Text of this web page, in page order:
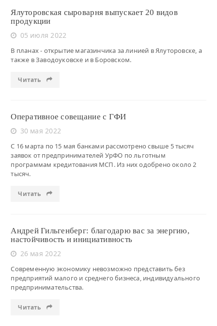
Ялуторовская сыроварня выпускает 20 видов
продукции
05 июля 2022
В планах - открытие магазинчика за линией в Ялуторовске, а
также в Заводоуковске и в Боровском.
Читать
Оперативное совещание с ГФИ
30 мая 2022
С 16 марта по 15 мая банками рассмотрено свыше 5 тысяч
заявок от предпринимателей УрФО по льготным
программам кредитования МСП. Из них одобрено около 2
тысяч.
Читать
Андрей Гильгенберг: благодарю вас за энергию,
настойчивость и инициативность
26 мая 2022
Современную экономику невозможно представить без
предприятий малого и среднего бизнеса, индивидуального
предпринимательства.
Читать